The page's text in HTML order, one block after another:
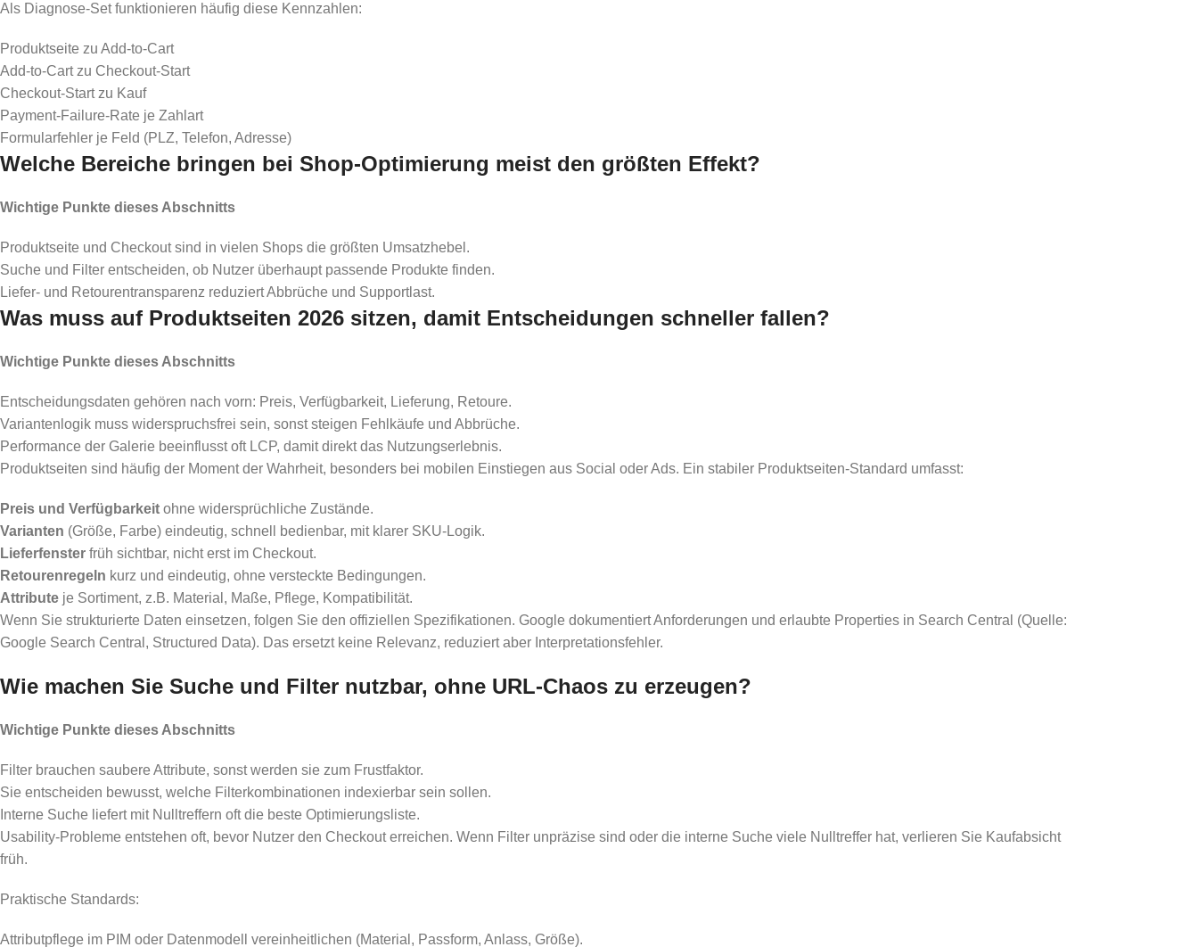
Als Diagnose-Set funktionieren häufig diese Kennzahlen:
Produktseite zu Add-to-Cart
Add-to-Cart zu Checkout-Start
Checkout-Start zu Kauf
Payment-Failure-Rate je Zahlart
Formularfehler je Feld (PLZ, Telefon, Adresse)
Welche Bereiche bringen bei Shop-Optimierung meist den größten Effekt?
Wichtige Punkte dieses Abschnitts
Produktseite und Checkout sind in vielen Shops die größten Umsatzhebel.
Suche und Filter entscheiden, ob Nutzer überhaupt passende Produkte finden.
Liefer- und Retourentransparenz reduziert Abbrüche und Supportlast.
Was muss auf Produktseiten 2026 sitzen, damit Entscheidungen schneller fallen?
Wichtige Punkte dieses Abschnitts
Entscheidungsdaten gehören nach vorn: Preis, Verfügbarkeit, Lieferung, Retoure.
Variantenlogik muss widerspruchsfrei sein, sonst steigen Fehlkäufe und Abbrüche.
Performance der Galerie beeinflusst oft LCP, damit direkt das Nutzungserlebnis.
Produktseiten sind häufig der Moment der Wahrheit, besonders bei mobilen Einstiegen aus Social oder Ads. Ein stabiler Produktseiten-Standard umfasst:
Preis und Verfügbarkeit ohne widersprüchliche Zustände.
Varianten (Größe, Farbe) eindeutig, schnell bedienbar, mit klarer SKU-Logik.
Lieferfenster früh sichtbar, nicht erst im Checkout.
Retourenregeln kurz und eindeutig, ohne versteckte Bedingungen.
Attribute je Sortiment, z.B. Material, Maße, Pflege, Kompatibilität.
Wenn Sie strukturierte Daten einsetzen, folgen Sie den offiziellen Spezifikationen. Google dokumentiert Anforderungen und erlaubte Properties in Search Central (Quelle:
Google Search Central, Structured Data). Das ersetzt keine Relevanz, reduziert aber Interpretationsfehler.
Wie machen Sie Suche und Filter nutzbar, ohne URL-Chaos zu erzeugen?
Wichtige Punkte dieses Abschnitts
Filter brauchen saubere Attribute, sonst werden sie zum Frustfaktor.
Sie entscheiden bewusst, welche Filterkombinationen indexierbar sein sollen.
Interne Suche liefert mit Nulltreffern oft die beste Optimierungsliste.
Usability-Probleme entstehen oft, bevor Nutzer den Checkout erreichen. Wenn Filter unpräzise sind oder die interne Suche viele Nulltreffer hat, verlieren Sie Kaufabsicht
früh.
Praktische Standards:
Attributpflege im PIM oder Datenmodell vereinheitlichen (Material, Passform, Anlass, Größe).